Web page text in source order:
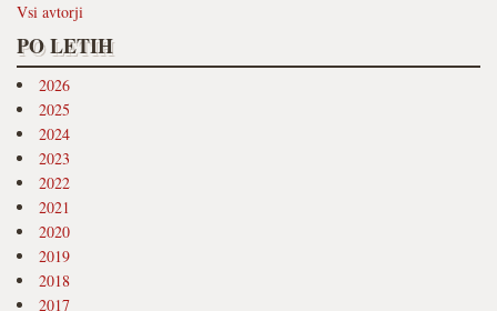
Vsi avtorji
PO LETIH
2026
2025
2024
2023
2022
2021
2020
2019
2018
2017